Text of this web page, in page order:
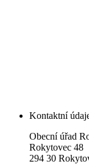
Kontaktní
Obecní úřad
Rokytovec 48
294 30